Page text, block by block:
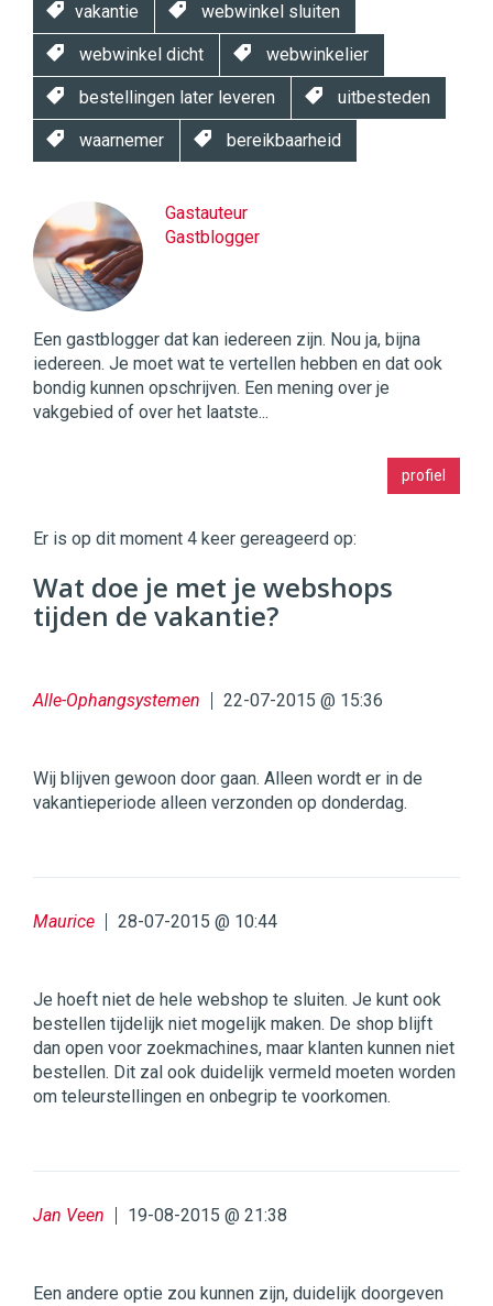
vakantie webwinkel sluiten
webwinkel dicht webwinkelier
bestellingen later leveren uitbesteden
waarnemer bereikbaarheid
Gastauteur
Gastblogger
Een gastblogger dat kan iedereen zijn. Nou ja, bijna
iedereen. Je moet wat te vertellen hebben en dat ook
bondig kunnen opschrijven. Een mening over je
vakgebied of over het laatste...
profiel
Commerce https://twinklemagazine.nl
9654
Er is op dit moment 4 keer gereageerd op:
Wat doe je met je webshops
tijden de vakantie?
Alle-Ophangsystemen 22-07-2015 @ 15:36
Wij blijven gewoon door gaan. Alleen wordt er in de
vakantieperiode alleen verzonden op donderdag.
Maurice 28-07-2015 @ 10:44
Je hoeft niet de hele webshop te sluiten. Je kunt ook
bestellen tijdelijk niet mogelijk maken. De shop blijft
dan open voor zoekmachines, maar klanten kunnen niet
bestellen. Dit zal ook duidelijk vermeld moeten worden
om teleurstellingen en onbegrip te voorkomen.
Jan Veen 19-08-2015 @ 21:38
Een andere optie zou kunnen zijn, duidelijk doorgeven